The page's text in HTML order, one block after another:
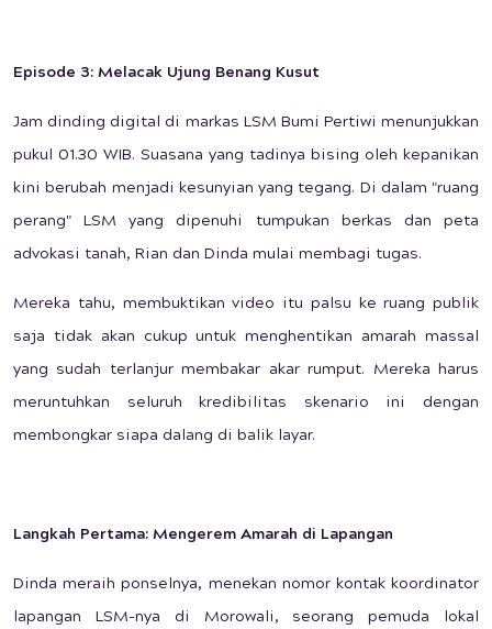
Episode 3: Melacak Ujung Benang Kusut
Jam dinding digital di markas LSM Bumi Pertiwi menunjukkan
pukul 01.30 WIB. Suasana yang tadinya bising oleh kepanikan
kini berubah menjadi kesunyian yang tegang. Di dalam "ruang
perang" LSM yang dipenuhi tumpukan berkas dan peta
advokasi tanah, Rian dan Dinda mulai membagi tugas.
Mereka tahu, membuktikan video itu palsu ke ruang publik
saja tidak akan cukup untuk menghentikan amarah massal
yang sudah terlanjur membakar akar rumput. Mereka harus
meruntuhkan seluruh kredibilitas skenario ini dengan
membongkar siapa dalang di balik layar.
Langkah Pertama: Mengerem Amarah di Lapangan
Dinda meraih ponselnya, menekan nomor kontak koordinator
lapangan LSM-nya di Morowali, seorang pemuda lokal